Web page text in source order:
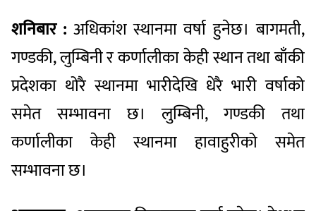
शनिबार : अधिकांश स्थानमा वर्षा हुनेछ। बागमती,
गण्डकी, लुम्बिनी र कर्णालीका केही स्थान तथा बाँकी
प्रदेशका थोरै स्थानमा भारीदेखि धेरै भारी वर्षाको
समेत सम्भावना छ। लुम्बिनी, गण्डकी तथा
कर्णालीका केही स्थानमा हावाहुरीको समेत
सम्भावना छ।